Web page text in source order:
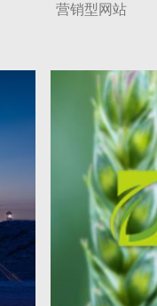
营销型网站